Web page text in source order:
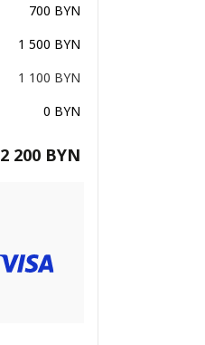
700 BYN
1 500 BYN
1 100 BYN
0 BYN
2 200 BYN